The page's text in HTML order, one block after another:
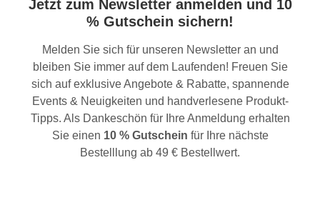
Jetzt zum Newsletter anmelden und 10
% Gutschein sichern!
Melden Sie sich für unseren Newsletter an und
bleiben Sie immer auf dem Laufenden! Freuen Sie
sich auf exklusive Angebote & Rabatte, spannende
Events & Neuigkeiten und handverlesene Produkt-
Tipps. Als Dankeschön für Ihre Anmeldung erhalten
Sie einen 10 % Gutschein für Ihre nächste
Bestelllung ab 49 € Bestellwert.